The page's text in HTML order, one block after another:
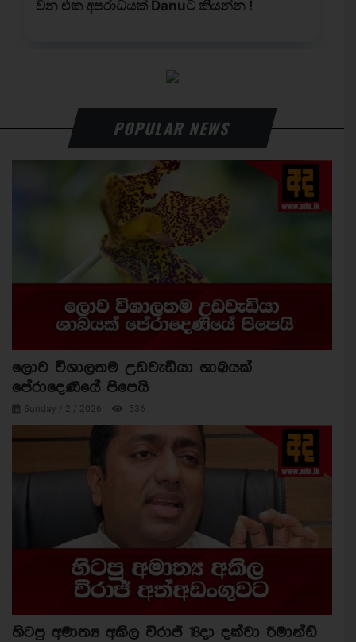
POPULAR NEWS
ලොව විශාලතම උඩවැඩියා ශාඛයක්
පේරාදෙණියේ පිපෙයි
Sunday / 2 / 2026 536
හිටපු අමාත්‍ය අකිල විරාජ් 18දා දක්වා රිමාන්ඩ්